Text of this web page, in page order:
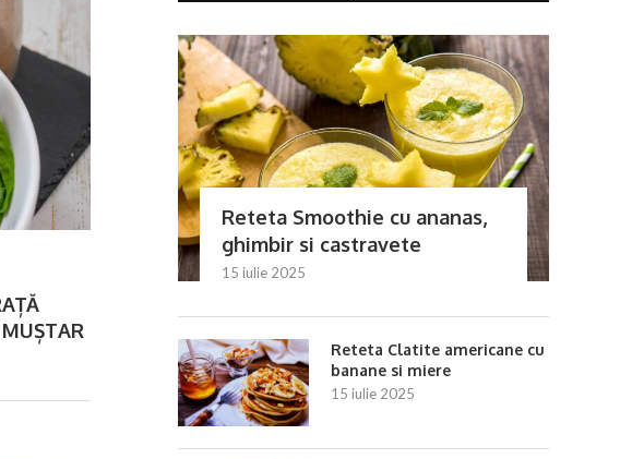
Reteta Smoothie cu ananas,
ghimbir si castravete
15 iulie 2025
Reteta Clatite americane cu
banane si miere
15 iulie 2025